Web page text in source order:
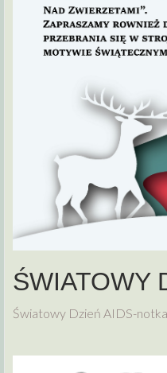
ŚWIATOWY
Światowy Dzień AIDS-notka